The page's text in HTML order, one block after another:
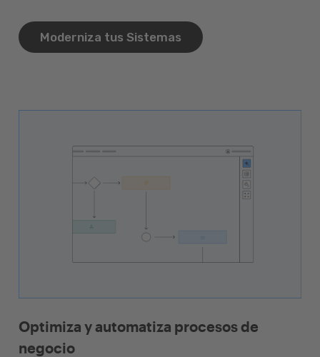
Moderniza tus Sistemas
Optimiza y automatiza procesos de
negocio